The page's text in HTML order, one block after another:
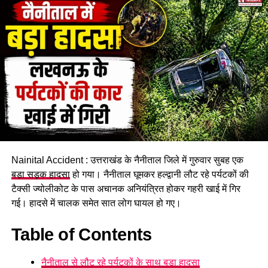
DON'T MISS
दर्दनाक हादसा: ईंट भट्टे की अचानक गिरी दीवार पांच लोगों की मौत,
तीन गंभीर रूप से घायल।
Nainital Accident : उत्तराखंड के नैनीताल जिले में गुरुवार सुबह एक
बड़ा सड़क हादसाहो गया। नैनीताल घूमकर हल्द्वानी लौट रहे पर्यटकों की
टैक्सी ज्योलीकोट के पास अचानक अनियंत्रित होकर गहरी खाई में गिर
गई। हादसे में चालक समेत सात लोग घायल हो गए।
Table of Contents
नैनीताल से लौट रहे पर्यटकों के साथ बड़ा हादसा